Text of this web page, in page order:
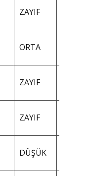
ZAYIF
ORTA
ZAYIF
ZAYIF
DÜŞÜK